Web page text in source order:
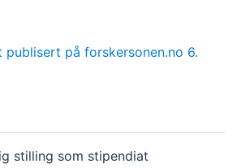
publisert på forskersonen.no 6.
stilling som stipendiat